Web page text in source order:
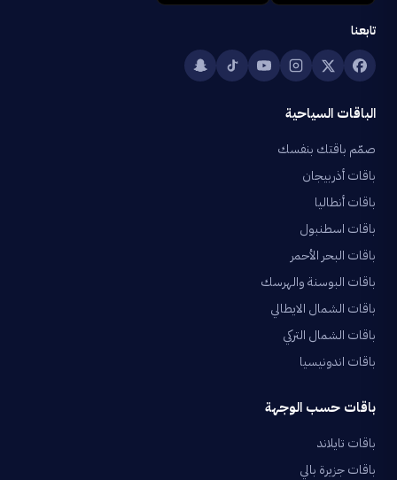
تابعنا
الباقات السياحية
صمّم باقتك بنفسك
باقات أذربيجان
باقات أنطاليا
باقات اسطنبول
باقات البحر الأحمر
باقات البوسنة والهرسك
باقات الشمال الايطالي
باقات الشمال التركي
باقات اندونيسيا
باقات حسب الوجهة
باقات تايلاند
باقات جزيرة بالي